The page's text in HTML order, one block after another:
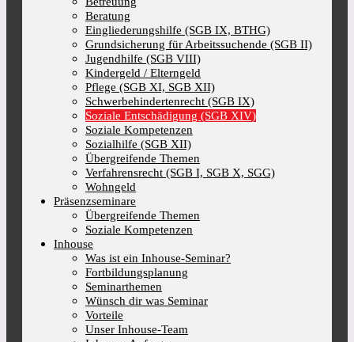
Beratung
Eingliederungshilfe (SGB IX, BTHG)
Grundsicherung für Arbeitssuchende (SGB II)
Jugendhilfe (SGB VIII)
Kindergeld / Elterngeld
Pflege (SGB XI, SGB XII)
Schwerbehindertenrecht (SGB IX)
Soziale Entschädigung (SGB XIV)
Soziale Kompetenzen
Sozialhilfe (SGB XII)
Übergreifende Themen
Verfahrensrecht (SGB I, SGB X, SGG)
Wohngeld
Präsenzseminare
Übergreifende Themen
Soziale Kompetenzen
Inhouse
Was ist ein Inhouse-Seminar?
Fortbildungsplanung
Seminarthemen
Wünsch dir was Seminar
Vorteile
Unser Inhouse-Team